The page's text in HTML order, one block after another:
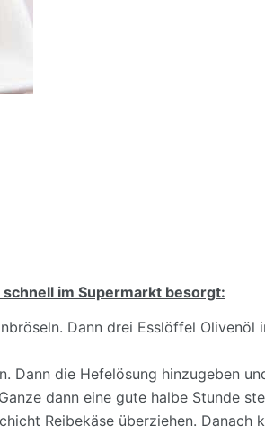
im Supermarkt besorgt:
Dann drei Esslöffel
Dann die Hefelösung hinzugeben
dann eine gute halbe Stunde
Reibekäse überziehen.